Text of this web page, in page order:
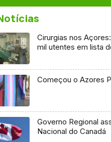
Cirurgias nos
mil utentes em lista
Começou o Azores
Governo Regional
Nacional do Canadá